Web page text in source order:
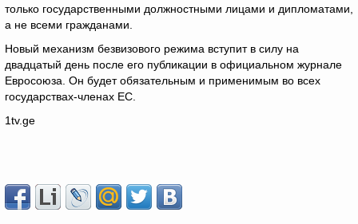
только государственными должностными лицами и дипломатами,
а не всеми гражданами.
Новый механизм безвизового режима вступит в силу на
двадцатый день после его публикации в официальном журнале
Евросоюза. Он будет обязательным и применимым во всех
государствах-членах ЕС.
1tv.ge